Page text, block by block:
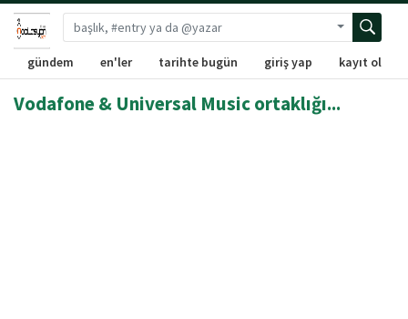
Gelişmiş
gündem en'ler tarihte bugün giriş yap kayıt ol
Vodafone & Universal Music ortaklığı...